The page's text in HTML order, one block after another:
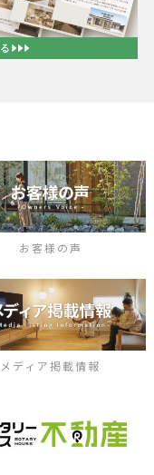
お客様の声
メディア掲載情報